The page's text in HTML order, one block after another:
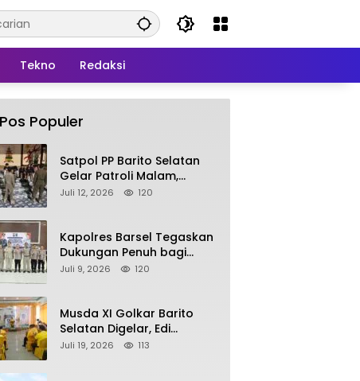
Tekno Redaksi
Pos Populer
Satpol PP Barito Selatan
Gelar Patroli Malam,
Tindak Lanjuti Keluhan
Juli 12, 2026 120
Kapolres Barsel Tegaskan
Dukungan Penuh bagi
Pengembangan KBPPP
Juli 9, 2026 120
Musda XI Golkar Barito
Selatan Digelar, Edi
Pratowo Targetkan
Juli 19, 2026 113